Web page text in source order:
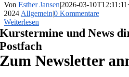
Von Esther Jansen|2026-03-
2024|Allgemein|0 Kommentare
Weiterlesen
Kurstermine und News
Postfach
Zum Newsletter